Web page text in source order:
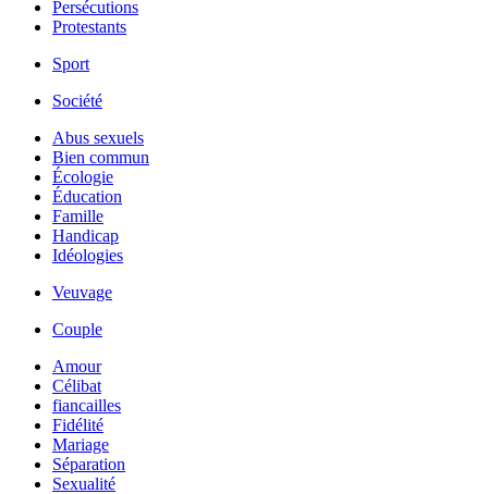
Persécutions
Protestants
Sport
Société
Abus sexuels
Bien commun
Écologie
Éducation
Famille
Handicap
Idéologies
Veuvage
Couple
Amour
Célibat
fiancailles
Fidélité
Mariage
Séparation
Sexualité